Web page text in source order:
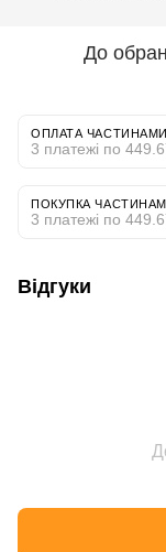
До
ОПЛАТА ЧАСТИНАМИ
3 платежі по
ПОКУПКА
3 платежі по
Відгуки